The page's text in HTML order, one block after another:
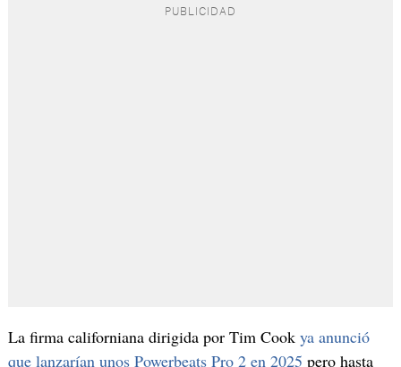
La firma californiana dirigida por Tim Cook ya anunció
que lanzarían unos Powerbeats Pro 2 en 2025 pero hasta